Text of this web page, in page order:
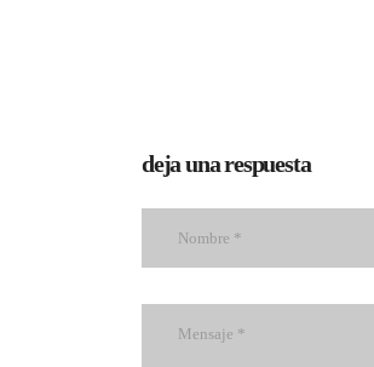
deja una respuesta